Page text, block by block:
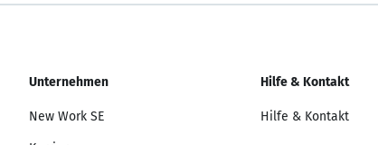
Unternehmen
New Work SE
Hilfe & Kontakt
Hilfe & Kontakt